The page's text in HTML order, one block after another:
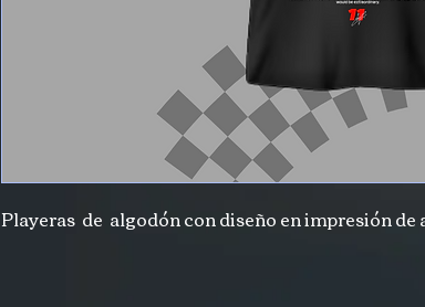
Playeras de algodón con diseño en impresión de